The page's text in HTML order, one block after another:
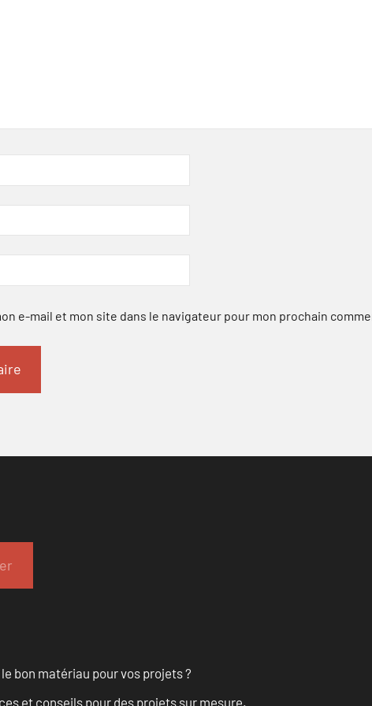
e-mail et mon site dans le navigateur pour mon prochain
bon matériau pour vos projets ?
et conseils pour des projets sur mesure.